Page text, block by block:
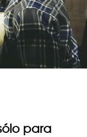
para